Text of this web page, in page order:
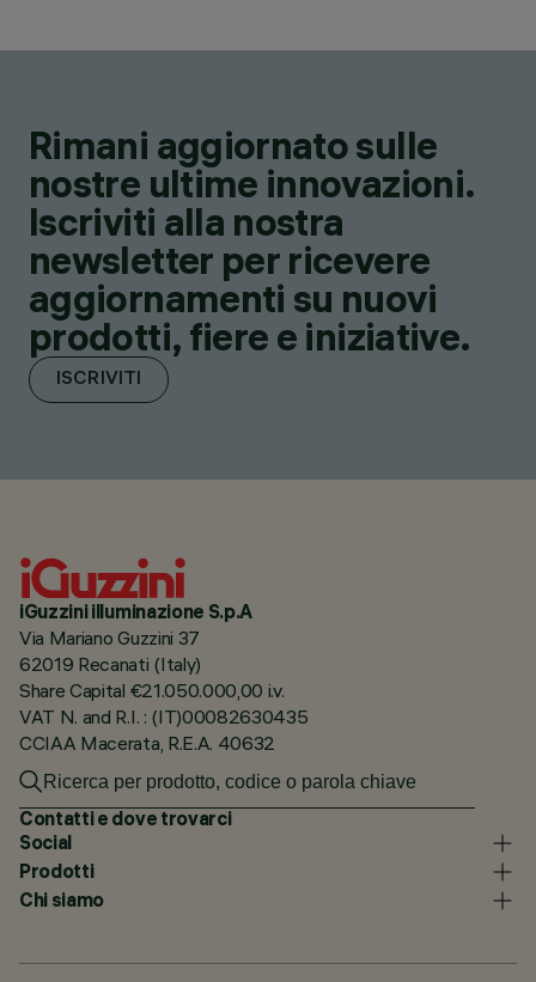
Rimani aggiornato sulle
nostre ultime innovazioni.
Iscriviti alla nostra
newsletter per ricevere
aggiornamenti su nuovi
prodotti, fiere e iniziative.
ISCRIVITI
iGuzzini illuminazione S.p.A
Via Mariano Guzzini 37
62019 Recanati (Italy)
Share Capital €21.050.000,00 i.v.
VAT N. and R.I. : (IT)00082630435
CCIAA Macerata, R.E.A. 40632
Contatti e dove trovarci
Social
Prodotti
Chi siamo